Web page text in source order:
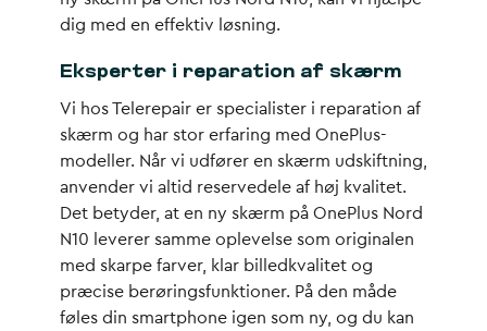
dig med en effektiv løsning.
Eksperter i reparation af skærm
Vi hos Telerepair er specialister i reparation af
skærm og har stor erfaring med OnePlus-
modeller. Når vi udfører en skærm udskiftning,
anvender vi altid reservedele af høj kvalitet.
Det betyder, at en ny skærm på OnePlus Nord
N10 leverer samme oplevelse som originalen
med skarpe farver, klar billedkvalitet og
præcise berøringsfunktioner. På den måde
føles din smartphone igen som ny, og du kan